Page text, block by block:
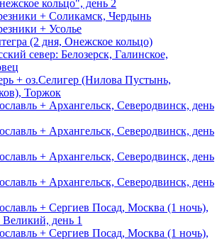
кольцо", день 2
+ Соликамск, Чердынь
+ Усолье
(2 дня, Онежское кольцо)
север: Белозерск, Галинское,
+ оз.Селигер (Нилова Пустынь,
Торжок
+ Архангельск, Северодвинск, день
+ Архангельск, Северодвинск, день
+ Архангельск, Северодвинск, день
+ Архангельск, Северодвинск, день
+ Сергиев Посад, Москва (1 ночь),
Великий, день 1
+ Сергиев Посад, Москва (1 ночь),